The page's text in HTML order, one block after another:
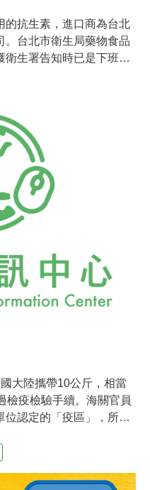
的抗生素，進口商為台北
。台北市衛生局藥物食品
衛生署告知時已是下班時
這批大閘蟹共進口629公
口數量及流向。進口商昆
示，所有大閘蟹在產地出
為何台灣與中國兩地檢驗
大陸攜帶10公斤，相當
檢疫檢驗手續。海關官員
位認定的「疫區」，所以
直有藥物殘留問題嗎？何
能進口呢？農政、衛生單